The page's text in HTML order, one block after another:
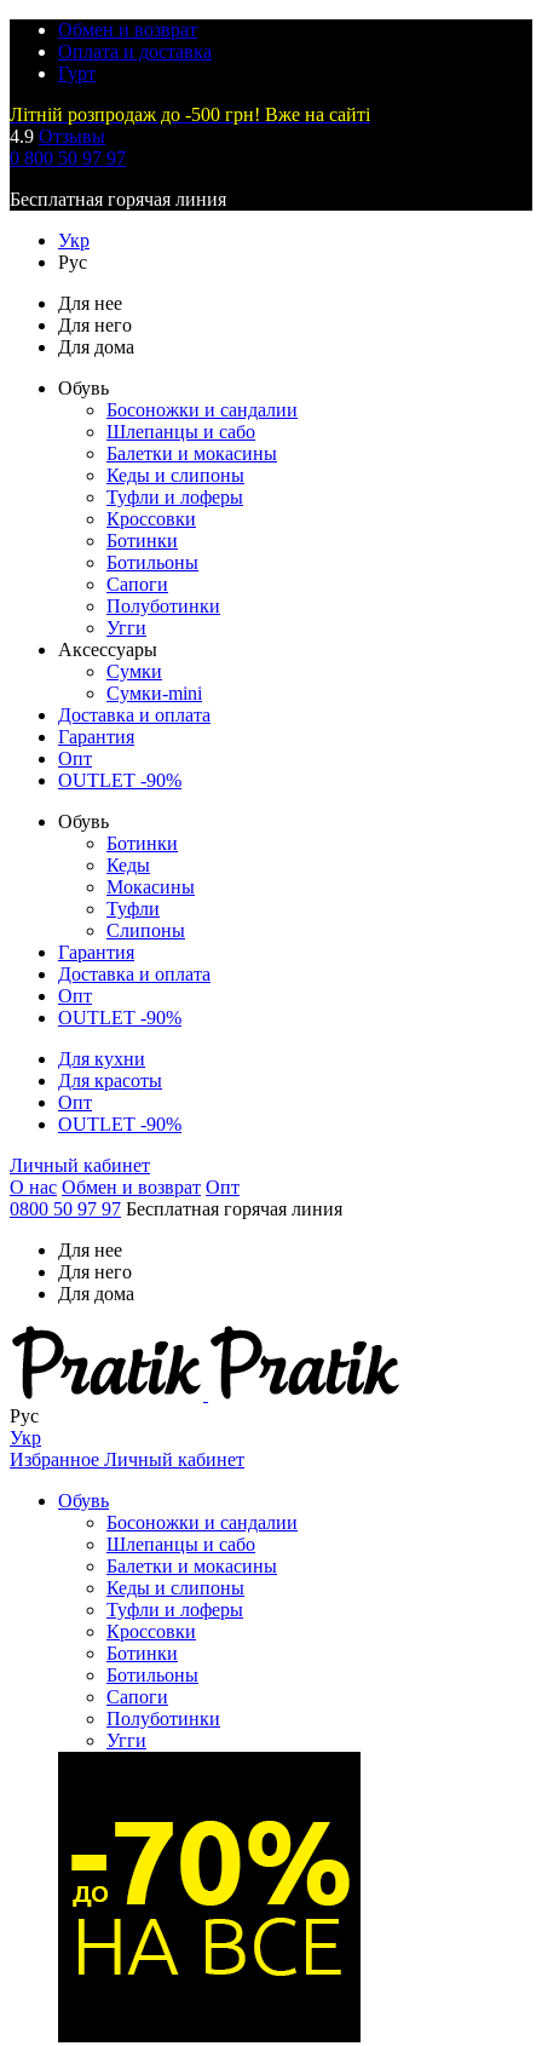
Обмен и возврат
Оплата и доставка
Гурт
Літній розпродаж до -500 грн! Вже на сайті
4.9 Отзывы
0 800 50 97 97
Бесплатная горячая линия
Укр
Рус
Для нее
Для него
Для дома
Обувь
Босоножки и сандалии
Шлепанцы и сабо
Балетки и мокасины
Кеды и слипоны
Туфли и лоферы
Кроссовки
Ботинки
Ботильоны
Сапоги
Полуботинки
Угги
Аксессуары
Сумки
Сумки-mini
Доставка и оплата
Гарантия
Опт
OUTLET -90%
Обувь
Ботинки
Кеды
Мокасины
Туфли
Слипоны
Гарантия
Доставка и оплата
Опт
OUTLET -90%
Для кухни
Для красоты
Опт
OUTLET -90%
Личный кабинет
О нас Обмен и возврат Опт
0800 50 97 97 Бесплатная горячая линия
Для нее
Для него
Для дома
Рус
Укр
Избранное Личный кабинет
Обувь
Босоножки и сандалии
Шлепанцы и сабо
Балетки и мокасины
Кеды и слипоны
Туфли и лоферы
Кроссовки
Ботинки
Ботильоны
Сапоги
Полуботинки
Угги